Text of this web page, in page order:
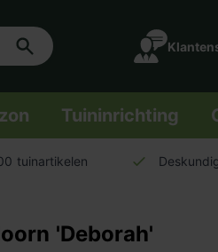
Tuininrichting
tuinartikelen
'Deborah'